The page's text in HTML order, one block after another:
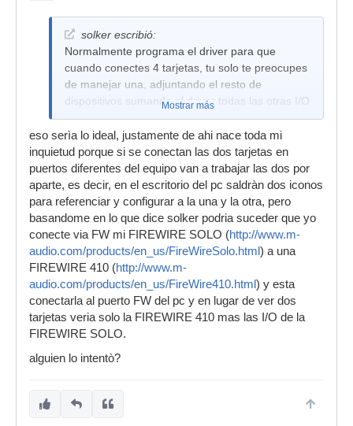
solker escribió:
Normalmente programa el driver para que
cuando conectes 4 tarjetas, tu solo te preocupes
de manejar una, adjuntando el resto de
dispositivos sumando al driver todas las otras I/O
Mostrar más
eso serìa lo ideal, justamente de ahi nace toda mi
inquietud porque si se conectan las dos tarjetas en
puertos diferentes del equipo van a trabajar las dos por
aparte, es decir, en el escritorio del pc saldràn dos iconos
para referenciar y configurar a la una y la otra, pero
basandome en lo que dice solker podria suceder que yo
conecte via FW mi FIREWIRE SOLO (http://www.m-
audio.com/products/en_us/FireWireSolo.html ) a una
FIREWIRE 410 (http://www.m-
audio.com/products/en_us/FireWire410.html ) y esta
conectarla al puerto FW del pc y en lugar de ver dos
tarjetas veria solo la FIREWIRE 410 mas las I/O de la
FIREWIRE SOLO.
alguien lo intentò?